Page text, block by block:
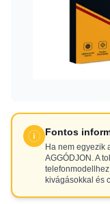
Fontos
Ha nem egyezik
AGGÓDJON. A
kivágásokkal és